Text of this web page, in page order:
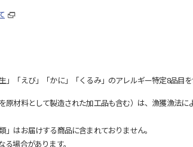
「えび」「かに」「くるみ」のアレルギー特定8品目を
材料として製造された加工品も含む）は、漁獲漁法
はお届けする商品に含まれておりません。
場合があります。